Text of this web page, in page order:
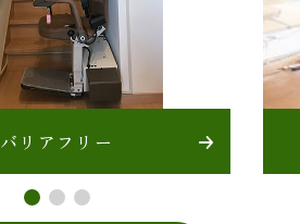
バリアフリー